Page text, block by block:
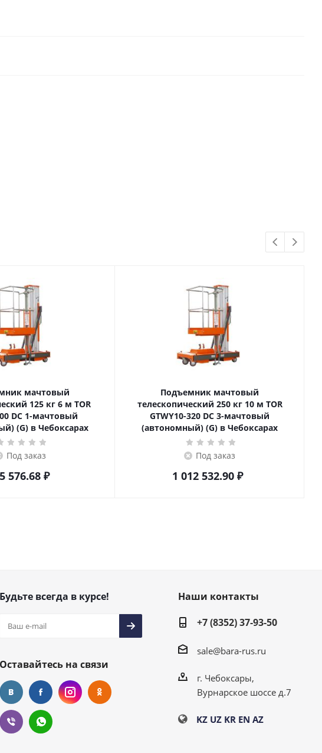
мачтовый
кг 6 м TOR
DC 1-мачтовый
(G) в Чебоксарах
Под заказ
576.68₽
Подъемник мачтовый
телескопический 250 кг 10 м TOR
GTWY10-320 DC 3-мачтовый
(автономный) (G) в Чебоксарах
Под заказ
1 012 532.90 ₽
Будьте всегда в курсе!
Оставайтесь на связи
Наши контакты
+7 (8352) 37-93-50
sale@bara-rus.ru
г. Чебоксары,
Вурнарское шоссе д.7
KZ UZ KR EN AZ